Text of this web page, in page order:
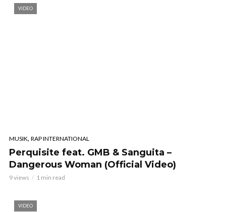
VIDEO
MUSIK, RAP INTERNATIONAL
Perquisite feat. GMB & Sanguita –
Dangerous Woman (Official Video)
9 views 1 min read
VIDEO